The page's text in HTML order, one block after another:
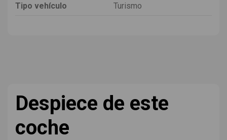
Tipo vehículo
Turismo
Despiece de este
coche